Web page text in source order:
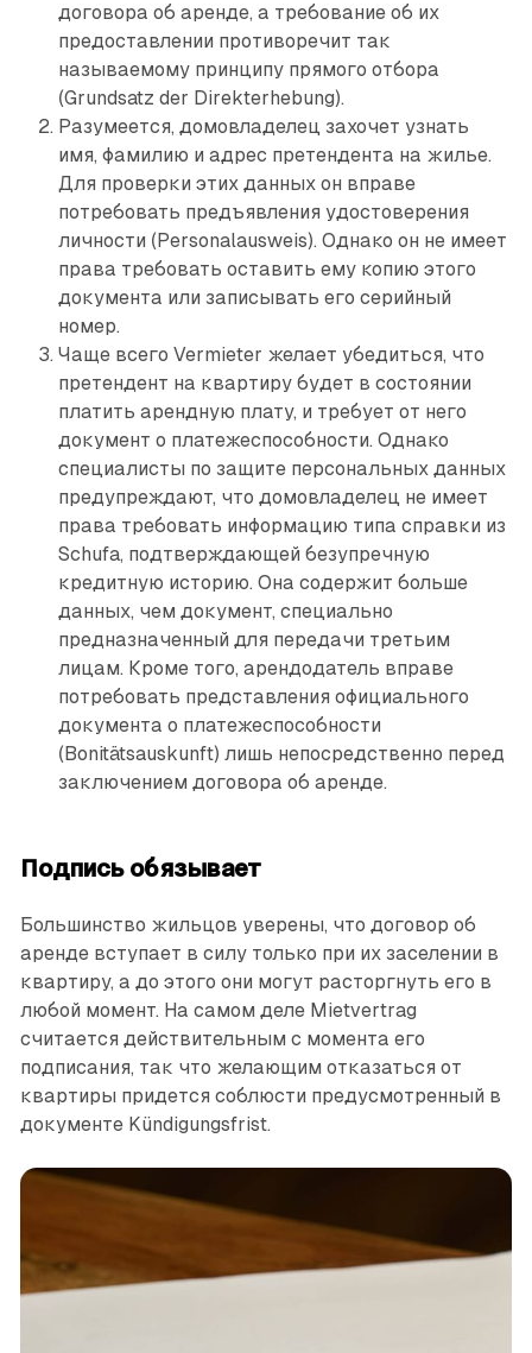
договора об аренде, а требование об их
предоставлении противоречит так
называемому принципу прямого отбора
(Grundsatz der Direkterhebung).
Разумеется, домовладелец захочет узнать
имя, фамилию и адрес претендента на жилье.
Для проверки этих данных он вправе
потребовать предъявления удостоверения
личности (Personalausweis). Однако он не имеет
права требовать оставить ему копию этого
документа или записывать его серийный
номер.
Чаще всего Vermieter желает убедиться, что
претендент на квартиру будет в состоя­нии
платить арендную плату, и требует от него
документ о платежеспособности. Однако
специалисты по защите персональных данных
предупреждают, что домовладелец не имеет
права требовать информацию типа справки из
Schufa, подтверждающей безупречную
кредитную историю. Она содержит больше
данных, чем документ, специально
предназначенный для передачи третьим
лицам. Кроме того, арендодатель вправе
потребовать представления официального
документа о платежеспособности
(Bonitätsauskunft) лишь непосредственно перед
заключением договора об аренде.
Подпись обязывает
Большинство жильцов уверены, что договор об
аренде вступает в силу только при их заселении в
квартиру, а до этого они могут расторгнуть его в
любой момент. На самом деле Mietvertrag
считается действительным с момента его
подписания, так что желающим отказаться от
квартиры придется соблюсти предусмотренный в
документе Kündigungsfrist.